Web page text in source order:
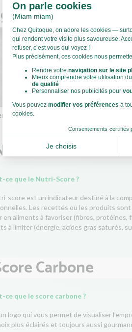
de cuisine
préparer une échalote ?
Score
ce que le Nutri-Score ?
score est un indicateur destiné à la
Les recettes ou les produits sont
en aliments à favoriser (fibres, protéines,
à limiter (énergie, acides gras saturés,
Carbone
ce que le score carbone ?
logo qui vous permet de visualiser
plus éclairés et toujours aussi